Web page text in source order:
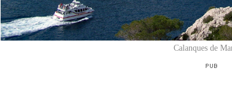
Calanques de